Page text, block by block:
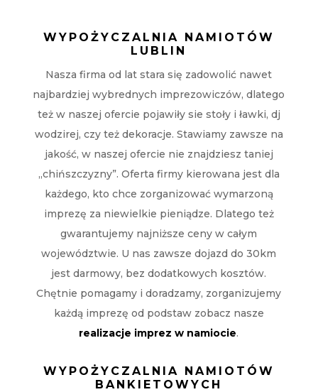
WYPOŻYCZALNIA NAMIOTÓW
LUBLIN
Nasza firma od lat stara się zadowolić nawet
najbardziej wybrednych imprezowiczów, dlatego
też w naszej ofercie pojawiły sie stoły i ławki, dj
wodzirej, czy też dekoracje. Stawiamy zawsze na
jakość, w naszej ofercie nie znajdziesz taniej
„chińszczyzny”. Oferta firmy kierowana jest dla
każdego, kto chce zorganizować wymarzoną
imprezę za niewielkie pieniądze. Dlatego też
gwarantujemy najniższe ceny w całym
województwie. U nas zawsze dojazd do 30km
jest darmowy, bez dodatkowych kosztów.
Chętnie pomagamy i doradzamy, zorganizujemy
każdą imprezę od podstaw zobacz nasze
realizacje imprez w namiocie.
WYPOŻYCZALNIA NAMIOTÓW
BANKIETOWYCH